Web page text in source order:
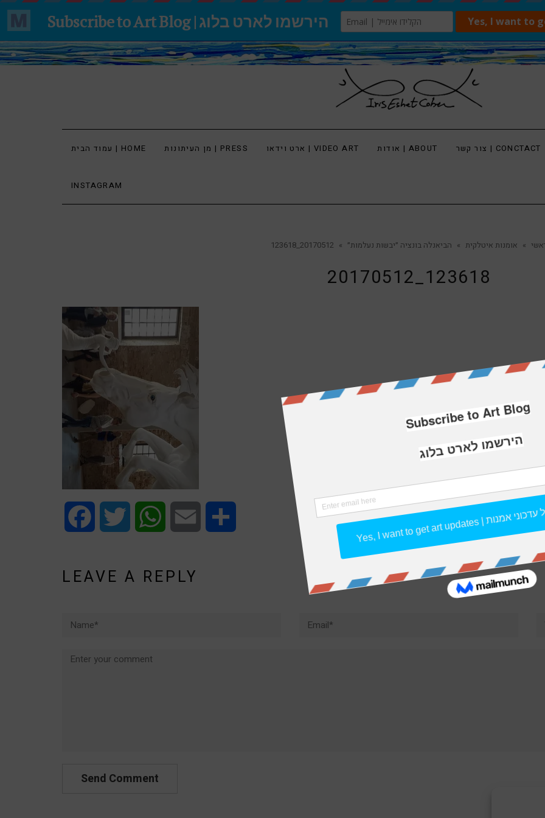
עמוד הבית | HOME מן העיתונות | PRESS ארט וידאו | VIDEO ART אודות | ABOUT צור קשר | CONCTACT
INSTAGRAM
» אומנות איטלקית » הביאנלה בונציה ״יבשות נעלמות״ »
20170512_123618
20170512_123618
Facebook Twitter WhatsApp Email
LEAVE A REPLY
Comment